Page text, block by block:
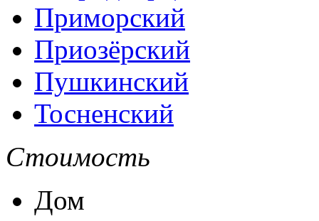
Приморский
Приозёрский
Пушкинский
Тосненский
Стоимость
Дом